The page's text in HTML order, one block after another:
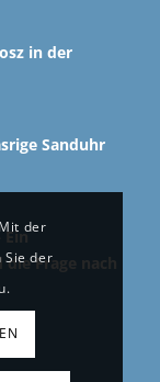
in der
Sanduhr
Ein
die Frage nach
der
Sie der